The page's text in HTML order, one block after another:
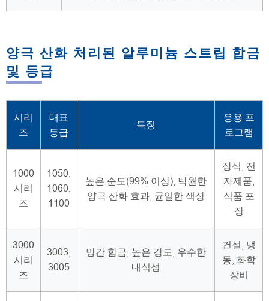
양극 산화 처리된 알루미늄 스트립 합금
및 등급
시리
즈
대표
등급
특징
응용 프
로그램
1000
시리
즈
1050,
1060,
1100
높은 순도(99% 이상), 탁월한
양극 산화 효과, 균일한 색상
장식, 전
자제품,
식품 포
장
3000
시리
즈
3003,
3005
망간 합금, 높은 강도, 우수한
내식성
건설, 냉
동, 화학
장비